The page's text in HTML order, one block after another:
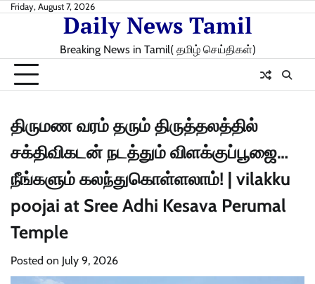
SkipFriday, August 7, 2026
Daily News Tamil
Breaking News in Tamil( தமிழ் செய்திகள்)
திருமண வரம் தரும் திருத்தலத்தில்
சக்திவிகடன் நடத்தும் விளக்குப்பூஜை…
நீங்களும் கலந்துகொள்ளலாம்! | vilakku
poojai at Sree Adhi Kesava Perumal
Temple
Posted on July 9, 2026